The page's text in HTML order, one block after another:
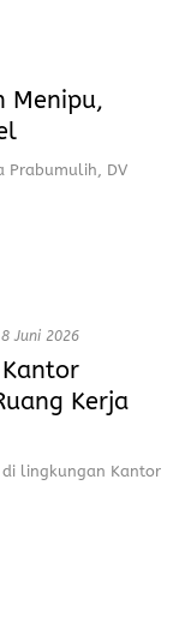
Menipu,
Prabumulih, DV
8 Juni 2026
Kantor
Kerja
di lingkungan Kantor